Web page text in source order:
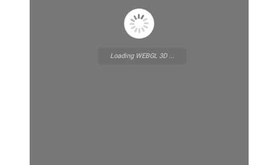
Loading WEBGL 3D ...